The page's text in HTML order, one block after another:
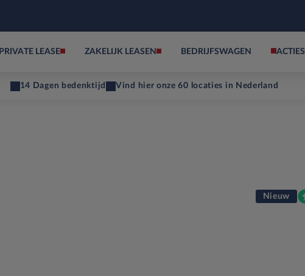
PRIVATE LEASE ZAKELIJK LEASEN BEDRIJFSWAGEN ACTIES
14 Dagen bedenktijd Vind hier onze 60 locaties in Nederland
Nieuw